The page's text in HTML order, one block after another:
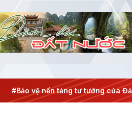
#Bảo vệ nền tảng tư tưởng của Đảng